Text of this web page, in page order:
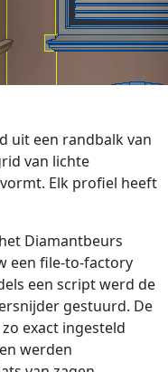
uit een randbalk van
van lichte
Elk profiel heeft
Diamantbeurs
een file-to-factory
een script werd de
gestuurd. De
exact ingesteld
werden